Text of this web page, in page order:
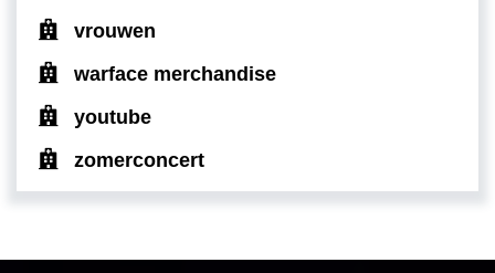
vrouwen
warface merchandise
youtube
zomerconcert